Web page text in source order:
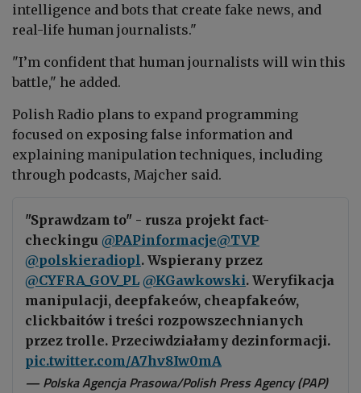
intelligence and bots that create fake news, and
real-life human journalists."
"I’m confident that human journalists will win this
battle," he added.
Polish Radio plans to expand programming
focused on exposing false information and
explaining manipulation techniques, including
through podcasts, Majcher said.
"Sprawdzam to" - rusza projekt fact-
checkingu @PAPinformacje@TVP
@polskieradiopl. Wspierany przez
@CYFRA_GOV_PL @KGawkowski. Weryfikacja
manipulacji, deepfakeów, cheapfakeów,
clickbaitów i treści rozpowszechnianych
przez trolle. Przeciwdziałamy dezinformacji.
pic.twitter.com/A7hv8Iw0mA
— Polska Agencja Prasowa/Polish Press Agency (PAP)